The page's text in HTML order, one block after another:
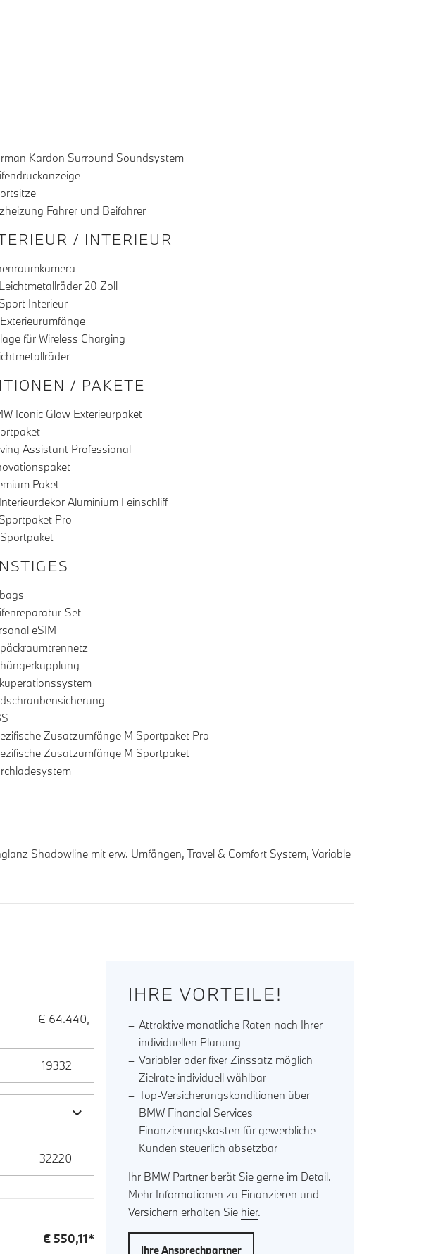
Kardon Surround Soundsystem
Fahrer und Beifahrer
/ INTERIEUR
20 Zoll
Interieur
für Wireless Charging
/ PAKETE
Iconic Glow Exterieurpaket
Assistant Professional
Paket
Aluminium Feinschliff
Pro
Set
eSIM
Zusatzumfänge M Sportpaket Pro
Zusatzumfänge M Sportpaket
Shadowline mit erw. Umfängen, Travel & Comfort System, Variable
€ 64.440,-
€ 550,11*
IHRE VORTEILE!
Attraktive monatliche Raten nach Ihrer
individuellen Planung
Variabler oder fixer Zinssatz möglich
Zielrate individuell wählbar
Top-Versicherungskonditionen über
BMW Financial Services
Finanzierungskosten für gewerbliche
Kunden steuerlich absetzbar
Ihr BMW Partner berät Sie gerne im Detail.
Mehr Informationen zu Finanzieren und
Versichern erhalten Sie hier.
Ihre Ansprechpartner